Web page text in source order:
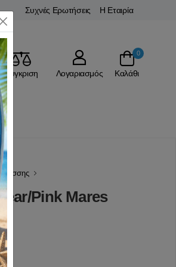
Συχνές Ερωτήσεις Η Εταιρία
Σύγκριση Λογαριασμός
0
Καλάθι
Pink Mares
Close